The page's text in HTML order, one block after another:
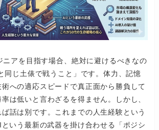
アを目指す場合、絶対に避けるべきなの
同じ土俵で戦うこと」です。体力、記憶
への適応スピードで真正面から勝負して
は低いと言わざるを得ません。しかし、
話は別です。これまでの人生経験という
いう最新の武器を掛け合わせる「ポジシ